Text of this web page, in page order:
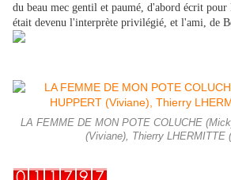
du beau mec gentil et paumé, d'abord écrit
était devenu l'interprète privilégié, et l'ami, de
LA FEMME DE MON POTE COLUCHE
(Viviane), Thierry LHERMITTE